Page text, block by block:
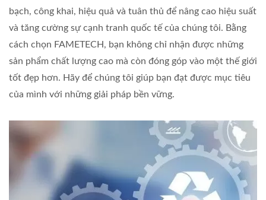
bạch, công khai, hiệu quả và tuân thủ để nâng cao hiệu suất
và tăng cường sự cạnh tranh quốc tế của chúng tôi. Bằng
cách chọn FAMETECH, bạn không chỉ nhận được những
sản phẩm chất lượng cao mà còn đóng góp vào một thế giới
tốt đẹp hơn. Hãy để chúng tôi giúp bạn đạt được mục tiêu
của mình với những giải pháp bền vững.